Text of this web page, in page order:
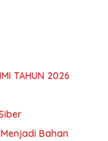
TAHUN 2026
Bahan